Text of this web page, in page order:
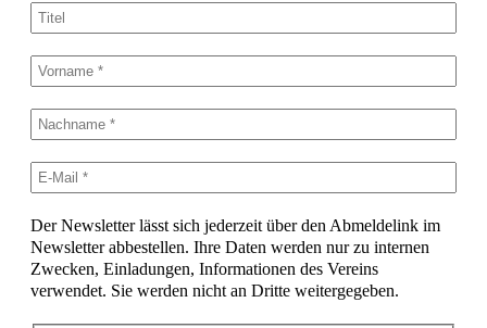
Der Newsletter lässt sich jederzeit über den Abmeldelink im
Newsletter abbestellen. Ihre Daten werden nur zu internen
Zwecken, Einladungen, Informationen des Vereins
verwendet. Sie werden nicht an Dritte weitergegeben.